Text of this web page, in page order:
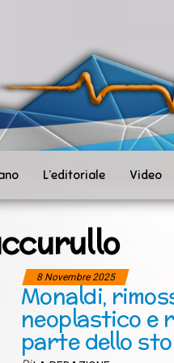
L’editoriale Video
8 Novembre 2025
Monaldi,
neoplastico e
parte dello